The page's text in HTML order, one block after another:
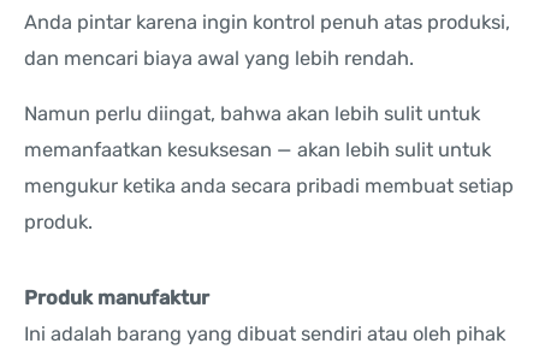
Anda pintar karena ingin kontrol penuh atas produksi,
dan mencari biaya awal yang lebih rendah.
Namun perlu diingat, bahwa akan lebih sulit untuk
memanfaatkan kesuksesan — akan lebih sulit untuk
mengukur ketika anda secara pribadi membuat setiap
produk.
Produk manufaktur
Ini adalah barang yang dibuat sendiri atau oleh pihak